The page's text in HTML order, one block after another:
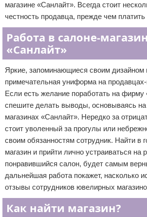
магазине «Санлайт». Всегда стоит
честность продавца, прежде чем
Работа в салоне-
«Санлайт»
Яркие, запоминающиеся своим дизайном
примечательная униформа на продавцах-
Если есть желание поработать на фирму
спешите делать выводы, основываясь на
магазинах «Санлайт». Нередко за
стоит уволенный за прогулы или
своим обязанностям сотрудник. Найти в
магазин и прийти лично устраиваться на
понравившийся салон, будет самым
дальнейшая работа покажет, насколько
отзывы сотрудников ювелирных
Как найти магазин?